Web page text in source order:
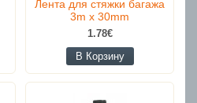
Лента для стяжки багажа
3m x 30mm
1.78€
В Корзину